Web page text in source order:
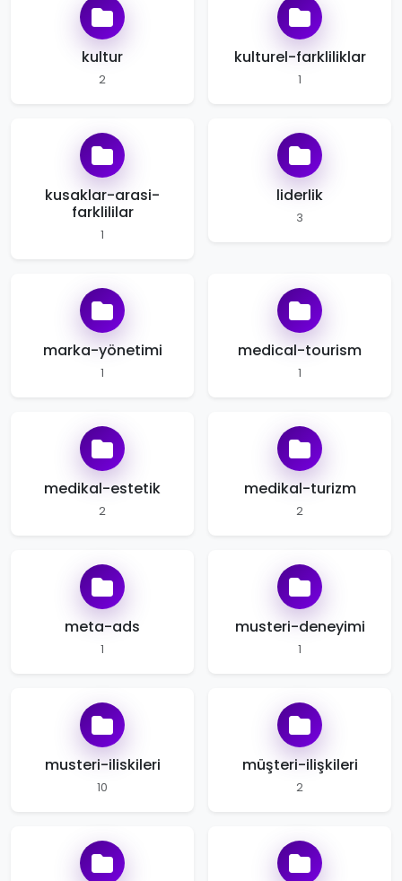
kultur
2
kulturel-farkliliklar
1
kusaklar-arasi-
farklililar
1
liderlik
3
marka-yönetimi
1
medical-tourism
1
medikal-estetik
2
medikal-turizm
2
meta-ads
1
musteri-deneyimi
1
musteri-iliskileri
10
müşteri-ilişkileri
2